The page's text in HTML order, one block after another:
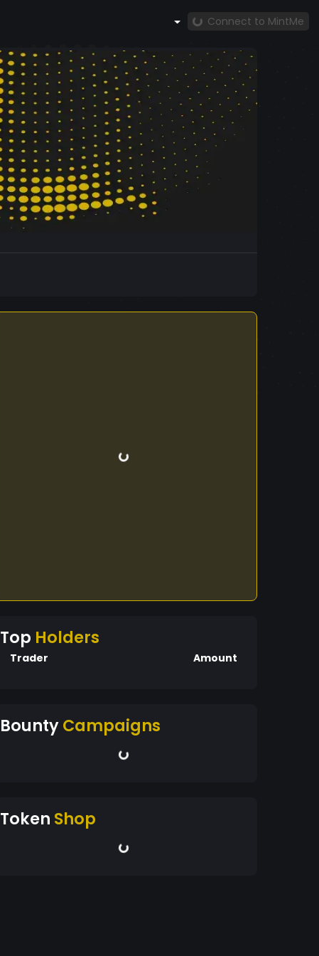
Connect to MintMe
Top Holders
Trader Amount
BountyCampaigns
Token Shop